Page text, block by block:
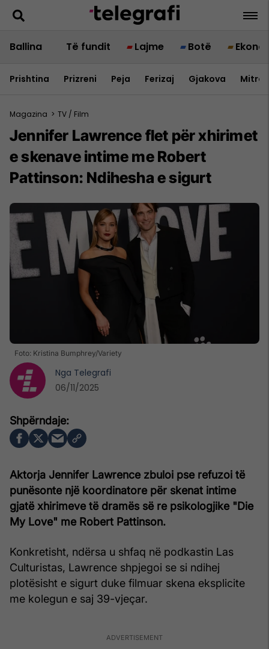
Ballina Të fundit Lajme Botë
Prishtina Prizreni Peja Ferizaj Gjakova
Magazina > TV / Film
Jennifer Lawrence flet për xhirimet
e skenave intime me Robert
Pattinson: Ndihesha e sigurt
Foto: Kristina Bumphrey/Variety
Aktorja Jennifer Lawrence zbuloi pse refuzoi të
punësonte një koordinatore për skenat intime
gjatë xhirimeve të dramës së re psikologjike "Die
My Love" me Robert Pattinson.
Konkretisht, ndërsa u shfaq në podkastin Las
Culturistas, Lawrence shpjegoi se si ndihej
plotësisht e sigurt duke filmuar skena eksplicite
me kolegun e saj 39-vjeçar.
Nga Telegrafi
06/11/2025